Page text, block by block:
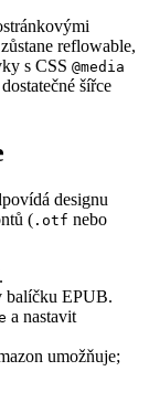
reflowable,
s CSS @media
šířce
designu
( .otf nebo
balíčku EPUB.
a nastavit
umožňuje;